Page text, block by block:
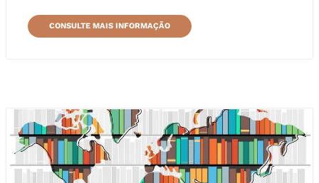
CONSULTE MAIS INFORMAÇÃO